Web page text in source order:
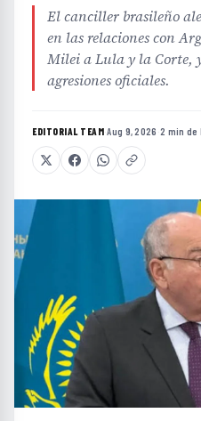
El canciller brasileño
en las relaciones con
Milei a Lula y la Corte,
agresiones oficiales.
EDITORIAL TEAM·Aug 9, 2026 ·2 min de